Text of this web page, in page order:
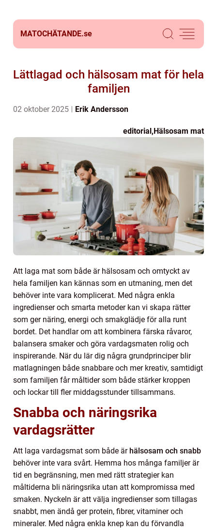
MATOCHÄTANDE.se
Lättlagad och hälsosam mat för hela
familjen
02 oktober 2025 Erik Andersson
editorial,Hälsosam mat
Att laga mat som både är hälsosam och omtyckt av
hela familjen kan kännas som en utmaning, men det
behöver inte vara komplicerat. Med några enkla
ingredienser och smarta metoder kan vi skapa rätter
som ger näring, energi och smakglädje för alla runt
bordet. Det handlar om att kombinera färska råvaror,
balansera smaker och göra vardagsmaten rolig och
inspirerande. När du lär dig några grundprinciper blir
matlagningen både snabbare och mer kreativ, samtidigt
som familjen får måltider som både stärker kroppen
och lockar till fler middagsstunder tillsammans.
Snabba och näringsrika
vardagsrätter
Att laga vardagsmat som både är hälsosam och snabb
behöver inte vara svårt. Hemma hos många familjer är
tid en begränsning, men med rätt strategier kan
måltiderna bli näringsrika utan att kompromissa med
smaken. Nyckeln är att välja ingredienser som tillagas
snabbt, men ändå ger protein, fibrer, vitaminer och
mineraler. Med några enkla knep kan du förvandla